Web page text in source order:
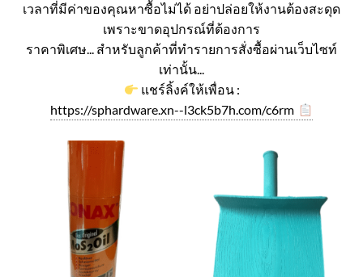
เวลาที่มีค่าของคุณหาซื้อไม่ได้ อย่าปล่อยให้งานต้องสะดุด
เพราะขาดอุปกรณ์ที่ต้องการ
ราคาพิเศษ... สำหรับลูกค้าที่ทำรายการสั่งซื้อผ่านเว็บไซท์
เท่านั้น...
แชร์ลิ้งค์ให้เพื่อน :
https://sphardware.xn--l3ck5b7h.com/c6rm